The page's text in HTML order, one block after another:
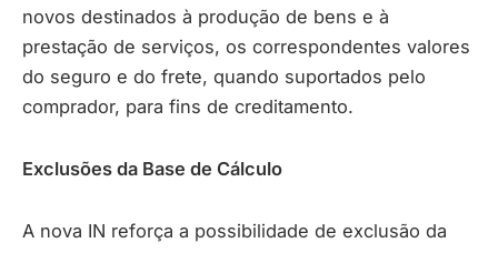
novos destinados à produção de bens e à
prestação de serviços, os correspondentes valores
do seguro e do frete, quando suportados pelo
comprador, para fins de creditamento.
Exclusões da Base de Cálculo
A nova IN reforça a possibilidade de exclusão da